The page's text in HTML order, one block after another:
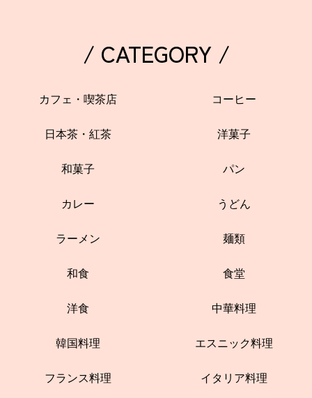
/ CATEGORY /
カフェ・喫茶店 コーヒー
日本茶・紅茶 洋菓子
和菓子 パン
カレー うどん
ラーメン 麺類
和食 食堂
洋食 中華料理
韓国料理 エスニック料理
フランス料理 イタリア料理